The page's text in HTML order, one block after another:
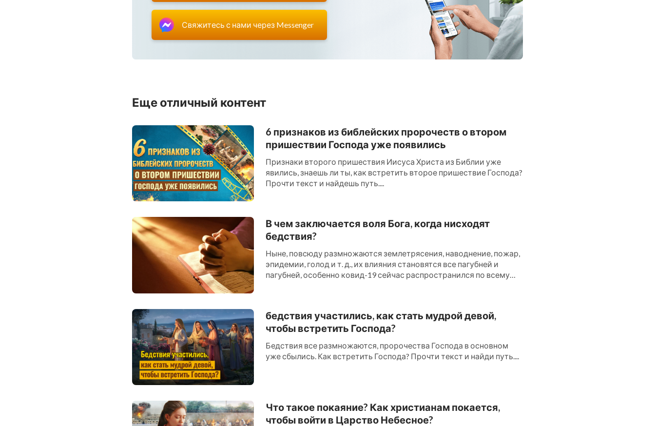
Свяжитесь с нами через Messenger
Еще отличный контент
6 признаков из библейских пророчеств о втором
пришествии Господа уже появились
Признаки второго пришествия Иисуса Христа из Библии уже
явились, знаешь ли ты, как встретить второе пришествие Господа?
Прочти текст и найдешь путь....
В чем заключается воля Бога, когда нисходят
бедствия?
Ныне, повсюду размножаются землетрясения, наводнение, пожар,
эпидемии, голод и т. д., их влияния становятся все пагубней и
пагубней, особенно ковид-19 сейчас распространился по всему
бедствия участились, как стать мудрой девой,
чтобы встретить Господа?
Бедствия все размножаются, пророчества Господа в основном
уже сбылись. Как встретить Господа? Прочти текст и найди путь....
Что такое покаяние? Как христианам покается,
чтобы войти в Царство Небесное?